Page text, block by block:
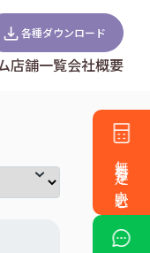
各種ダウンロード
店舗一覧会社概要
無料査定を申込む